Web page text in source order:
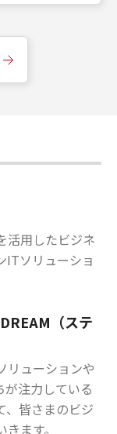
活用したビジネ
ITソリューショ
（ステ
リューションや
が注力している
、皆さまのビジ
ます。